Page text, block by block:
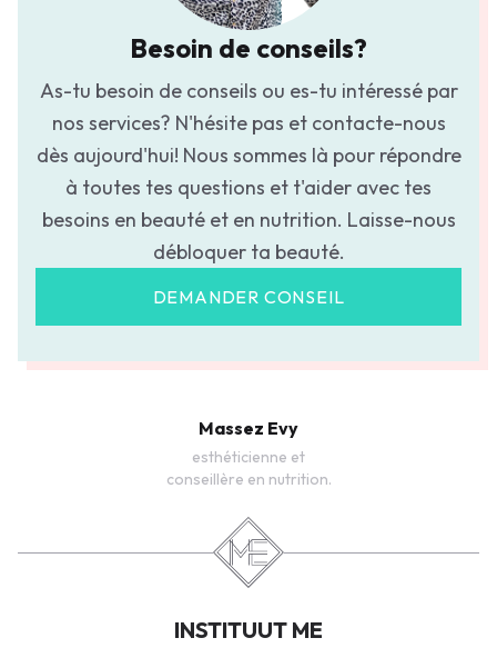
Besoin de conseils?
As-tu besoin de conseils ou es-tu intéressé par
nos services? N'hésite pas et contacte-nous
dès aujourd'hui! Nous sommes là pour répondre
à toutes tes questions et t'aider avec tes
besoins en beauté et en nutrition. Laisse-nous
débloquer ta beauté.
DEMANDER CONSEIL
Massez Evy
esthéticienne et
conseillère en nutrition.
INSTITUUT ME